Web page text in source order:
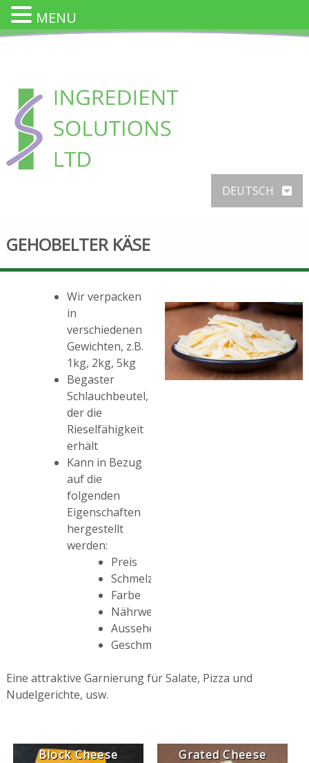
Skip
Innovative Käsezutaten für die Lebensmittelindustrie
DEUTSCH
GEHOBELTER KÄSE
Wir verpacken
in
verschiedenen
Gewichten, z.B.
1kg, 2kg, 5kg
Begaster
Schlauchbeutel,
der die
Rieselfähigkeit
erhält
Kann in Bezug
auf die
folgenden
Eigenschaften
hergestellt
werden:
Preis
Schmelze
Farbe
Nährwert
Aussehen
Geschmack
Eine attraktive Garnierung für Salate, Pizza und
Nudelgerichte, usw.
Block Cheese Grated Cheese
MENU